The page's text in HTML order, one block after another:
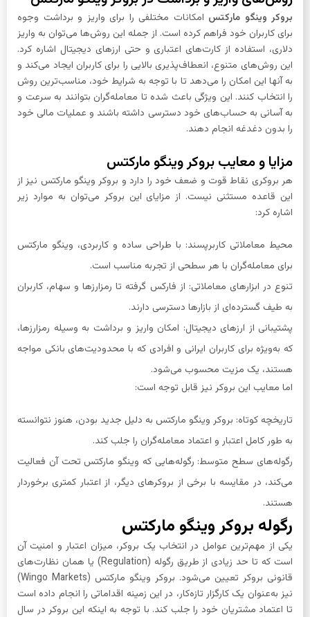
بروکر وینگو مارکتس امکانات مختلفی را برای واریز و برداشت وجوه
برای کاربران خود فراهم کرده است. از جمله این روش‌ها می‌توان به واریز
دلاری، استفاده از کارت‌های اعتباری و حتی ارزهای دیجیتال اشاره کرد.
این روش‌های متنوع، انعطاف‌پذیری بالایی را برای کاربران ایجاد می‌کند و
به آنها این امکان را می‌دهد تا با توجه به شرایط خود، مناسب‌ترین روش
را انتخاب کنند. این ویژگی باعث شده تا معامله‌گران بتوانند به سرعت و
به آسانی به حساب‌های خود دسترسی داشته باشند و عملیات مالی خود
را بدون دغدغه انجام دهند.
مزایا و معایب بروکر وینگو مارکتس
هر بروکری نقاط قوت و ضعف خود را دارد و بروکر وینگو مارکتس نیز از
این قاعده مستثنی نیست. از مزایای این بروکر می‌توان به موارد زیر
اشاره کرد:
محیط معاملاتی کاربرپسند: با طراحی ساده و کاربردی، وینگو مارکتس
برای معامله‌گران با هر سطحی از تجربه مناسب است.
تنوع در ابزارهای معاملاتی: از فارکس گرفته تا رمزارزها و سهام، کاربران
به طیف گسترده‌ای از بازارها دسترسی دارند.
پشتیبانی از ارزهای دیجیتال: امکان واریز و برداشت به وسیله رمزارزها،
که به‌ویژه برای کاربران ایرانی و افرادی که با محدودیت‌های بانکی مواجه
هستند، یک مزیت محسوب می‌شود.
اما معایب این بروکر نیز قابل توجه است:
تاریخچه کوتاه: بروکر وینگو مارکتس به دلیل جدید بودن، هنوز نتوانسته
به طور کامل اعتبار و اعتماد معامله‌گران را جلب کند.
رگوله‌های سطح متوسط: رگوله‌هایی که وینگو مارکتس تحت آن فعالیت
می‌کند، در مقایسه با برخی از بروکرهای دیگر، از اعتبار کمتری برخوردار
هستند.
رگوله بروکر وینگو مارکتس
یکی از مهم‌ترین عوامل در انتخاب یک بروکر، میزان اعتبار و امنیت آن
است که تا حد زیادی از طریق رگوله (Regulation) یا همان نظارت‌های
قانونی بروکر تعیین می‌شود. بروکر وینگو مارکتس (Wingo Markets)
نیز به‌عنوان یک کارگزار تازه‌کار، در این زمینه اقداماتی را انجام داده است
تا اعتماد مشتریان خود را جلب کند. با توجه به اینکه این بروکر در سال